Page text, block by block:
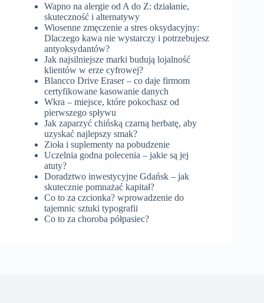
Wapno na alergie od A do Z: działanie,
skuteczność i alternatywy
Wiosenne zmęczenie a stres oksydacyjny:
Dlaczego kawa nie wystarczy i potrzebujesz
antyoksydantów?
Jak najsilniejsze marki budują lojalność
klientów w erze cyfrowej?
Blancco Drive Eraser – co daje firmom
certyfikowane kasowanie danych
Wkra – miejsce, które pokochasz od
pierwszego spływu
Jak zaparzyć chińską czarną herbatę, aby
uzyskać najlepszy smak?
Zioła i suplementy na pobudzenie
Uczelnia godna polecenia – jakie są jej
atuty?
Doradztwo inwestycyjne Gdańsk – jak
skutecznie pomnażać kapitał?
Co to za czcionka? wprowadzenie do
tajemnic sztuki typografii
Co to za choroba półpasiec?